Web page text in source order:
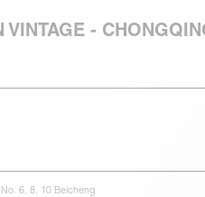
VINTAGE -
6, 8, 10 Beicheng